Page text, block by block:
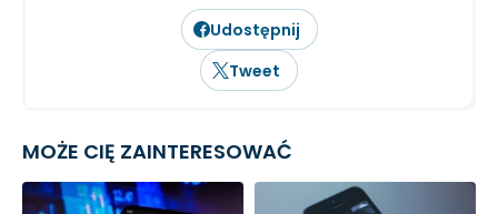
Udostępnij
Tweet
MOŻE CIĘ ZAINTERESOWAĆ